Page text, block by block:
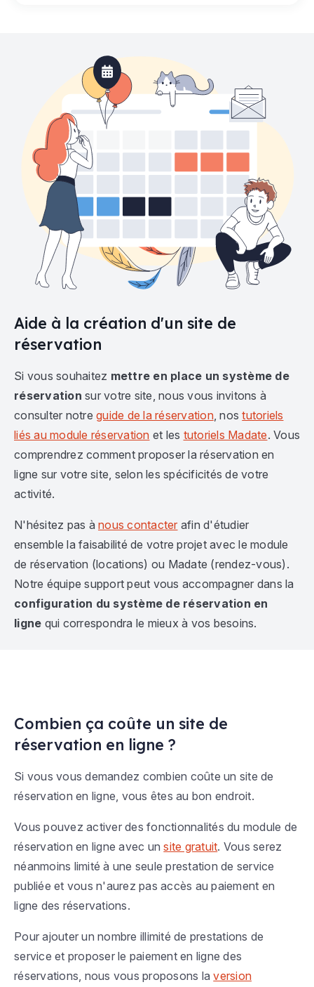
Aide à la création d'un site de
réservation
Si vous souhaitez mettre en place un système de
réservation sur votre site, nous vous invitons à
consulter notre guide de la réservation, nostutoriels
liés au module réservation et les tutoriels Madate. Vous
comprendrez comment proposer la réservation en
ligne sur votre site, selon les spécificités de votre
activité.
N'hésitez pas à nous contacter afin d'étudier
ensemble la faisabilité de votre projet avec le module
de réservation (locations) ou Madate (rendez-vous).
Notre équipe support peut vous accompagner dans la
configuration du système de réservation en
ligne qui correspondra le mieux à vos besoins.
Combien ça coûte un site de
réservation en ligne ?
Si vous vous demandez combien coûte un site de
réservation en ligne, vous êtes au bon endroit.
Vous pouvez activer des fonctionnalités du module de
réservation en ligne avec unsite gratuit. Vous serez
néanmoins limité à une seule prestation de service
publiée et vous n'aurez pas accès au paiement en
ligne des réservations.
Pour ajouter un nombre illimité de prestations de
service et proposer le paiement en ligne des
réservations, nous vous proposons laversion